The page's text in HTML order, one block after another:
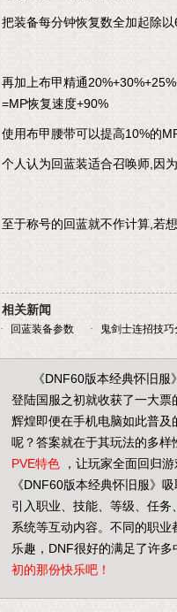
把装备每分钟恢复数全加起除
再加上布甲精通
=MP恢复速度+90%
使用布甲腰带可以提高10%的
个人认为回蓝装适合召唤师,因
至于称号的回蓝就不作计算,若
相关新闻
· 回蓝装备参数 · 鬼剑士连招技巧
《DNF60版本经典怀旧
登陆国服之初就收获了一大
辉煌即便在手机电脑如此普
呢？答案就在于其玩法的多
PVE特色
，让玩家全面回归
《DNF60版本经典怀旧服》
引入职业、技能、等级、任
系统等互动内容。不同的职
乐趣，DNF很好的满足了许
初的那份快乐吧！